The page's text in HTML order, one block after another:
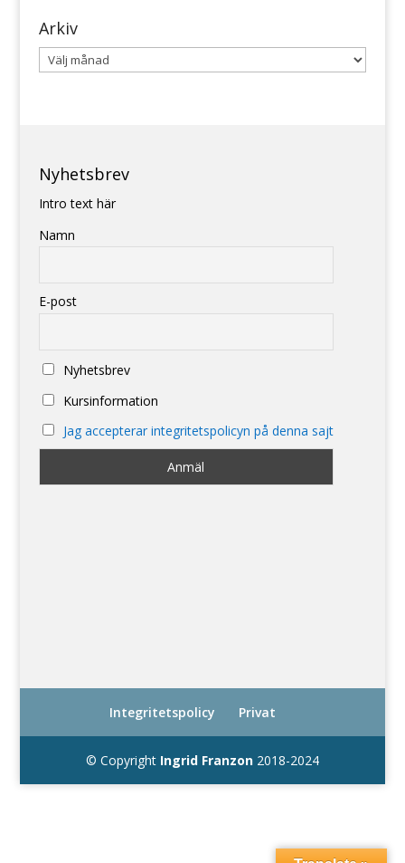
Arkiv
Arkiv
Nyhetsbrev
Intro text här
Namn
E-post
Nyhetsbrev
Kursinformation
Jag accepterar integritetspolicyn på denna sajt
Integritetspolicy Privat
© Copyright Ingrid Franzon2018-2024